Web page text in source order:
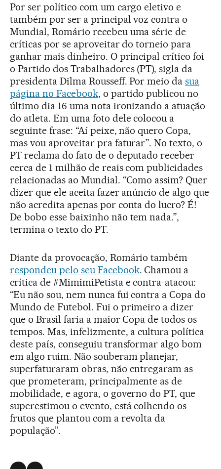
Por ser político com um cargo eletivo e
também por ser a principal voz contra o
Mundial, Romário recebeu uma série de
críticas por se aproveitar do torneio para
ganhar mais dinheiro. O principal crítico foi
o Partido dos Trabalhadores (PT), sigla da
presidenta Dilma Rousseff. Por meio dasua
página no Facebook, o partido publicou no
último dia 16 uma nota ironizando a atuação
do atleta. Em uma foto dele colocou a
seguinte frase: “Aí peixe, não quero Copa,
mas vou aproveitar pra faturar”. No texto, o
PT reclama do fato de o deputado receber
cerca de 1 milhão de reais com publicidades
relacionadas ao Mundial. “Como assim? Quer
dizer que ele aceita fazer anúncio de algo que
não acredita apenas por conta do lucro? É!
De bobo esse baixinho não tem nada.”,
termina o texto do PT.
Diante da provocação, Romário também
respondeu pelo seu Facebook. Chamou a
crítica de #MimimiPetista e contra-atacou:
“Eu não sou, nem nunca fui contra a Copa do
Mundo de Futebol. Fui o primeiro a dizer
que o Brasil faria a maior Copa de todos os
tempos. Mas, infelizmente, a cultura política
deste país, conseguiu transformar algo bom
em algo ruim. Não souberam planejar,
superfaturaram obras, não entregaram as
que prometeram, principalmente as de
mobilidade, e agora, o governo do PT, que
superestimou o evento, está colhendo os
frutos que plantou com a revolta da
população”.